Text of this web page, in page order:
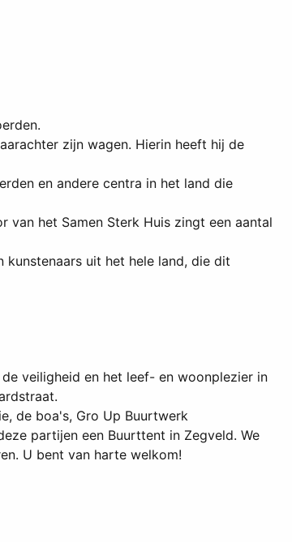
zijn wagen. Hierin heeft hij de
en andere centra in het land die
het Samen Sterk Huis zingt een aantal
kunstenaars uit het hele land, die dit
veiligheid en het leef- en woonplezier in
de boa's, Gro Up Buurtwerk
partijen een Buurttent in Zegveld. We
U bent van harte welkom!